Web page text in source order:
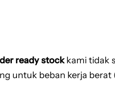
ready stockkami tidak
untuk beban kerja berat